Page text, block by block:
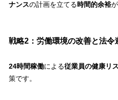
ナンスの計画を立てる時間的余裕
戦略2：労働環境の改善と法令
24時間稼働による従業員の健康リ
策です。